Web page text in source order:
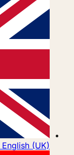
English (UK)